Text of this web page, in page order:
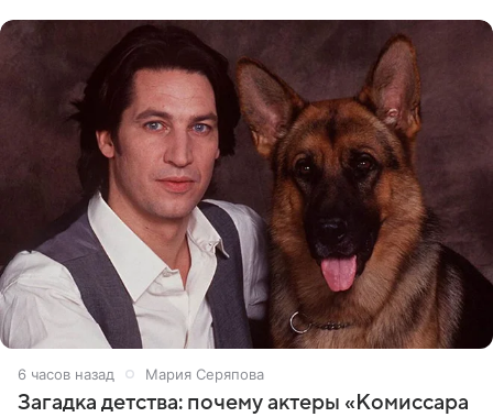
6 часов назад Мария Серяпова
Загадка детства: почему актеры «Комиссара